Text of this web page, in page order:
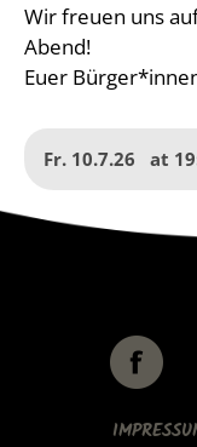
Wir freuen uns
Abend!
Euer
Fr. 10.7.26 at